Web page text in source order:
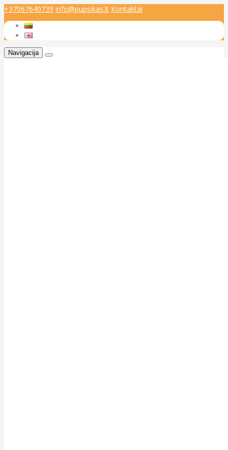
+37067640739 info@pupsikas.lt Kontaktai
Navigacija